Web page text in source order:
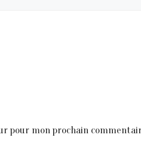
pour mon prochain